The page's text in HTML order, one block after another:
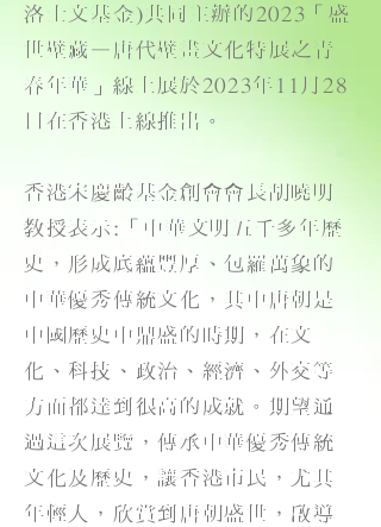
洛士文基金)共同主辦的2023「盛
世壁藏—唐代壁畫文化特展之青
春年華」線上展於2023年11月28
日在香港上線推出。
香港宋慶齡基金創會會長胡曉明
教授表示:「中華文明五千多年歷
史，形成底蘊豐厚、包羅萬象的
中華優秀傳統文化，其中唐朝是
中國歷史中鼎盛的時期，在文
化、科技、政治、經濟、外交等
方面都達到很高的成就。期望通
過這次展覽，傳承中華優秀傳統
文化及歷史，讓香港市民，尤其
年輕人，欣賞到唐朝盛世，啟導